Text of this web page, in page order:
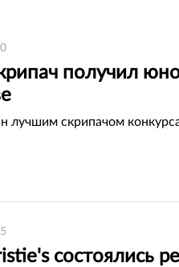
получил
лучшим скрипачом
состоялись